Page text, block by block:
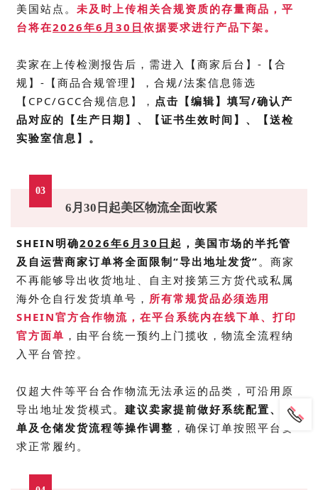
美国站点。 未及时上传相关合规资质的存量商品，平
台将在2026年6月30日 依据要求进行产品下架。
卖家在上传检测报告后，需进入【商家后台】-【合
规】-【商品合规管理】，合规/法案信息筛选
【CPC/GCC合规信息】， 点击【编辑】填写/确认产
品对应的【生产日期】、【证书生效时间】、【送检
实验室信息】。
03
6月30日起美区物流全面收紧
SHEIN 明确2026年6月30日 起，美国市场的半托管
及自运营商家订单将全面限制“导出地址发货” 。 商家
不再能够导出收货地址、自主对接第三方货代或私属
海外仓自行发货填单号， 所有常规货品必须选用
SHEIN官方合作物流，在平台系统内在线下单、打印
官方面单 ，由平台统一预约上门揽收，物流全流程纳
入平台管控。
仅超大件等平台合作物流无法承运的品类，可沿用原
导出地址发货模式。 建议卖家提前做好系统配置、打
单及仓储发货流程等操作调整 ，确保订单按照平台要
求正常履约。